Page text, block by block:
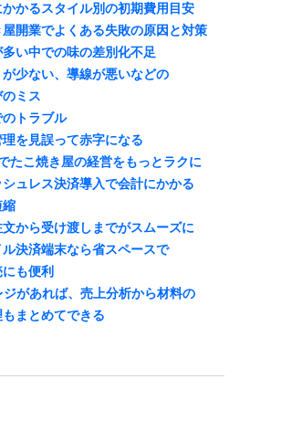
かかる​スタイル別の​初期費用目安
開業で​よく​ある​失敗の​原因と​対策
い中での​味の​差別化不足
が​少ない、​導線が​悪いなどの​
ミス
トラブル
を​見誤って​赤字に​なる
たこ焼き屋の​経営を​もっと​ラクに
シュレス決済導入で​会計に​かかる​
縮
から​受け渡しまでが​スムーズに
ル決済端末なら​省スペースで​
も​便利
ジが​あれば、​売上分析から​材料の​
まとめて​できる